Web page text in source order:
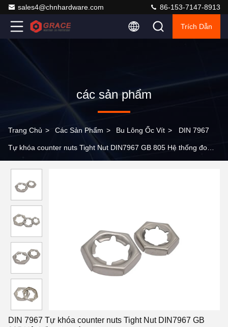
sales4@chnhardware.com 86-153-7147-8913
Trích Dẫn
các sản phẩm
Trang Chủ > Các Sản Phẩm > Bu Lông Ốc Vít > DIN 7967
Tự khóa counter nuts Tight Nut DIN7967 GB 805 Hệ thống đo
DIN 7967 Tự khóa counter nuts Tight Nut DIN7967 GB